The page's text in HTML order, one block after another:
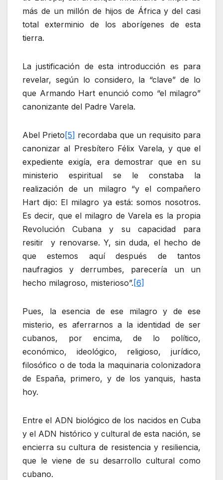
más de un millón de hijos de África y del casi
total exterminio de los aborígenes de esta
tierra.
La justificación de esta introducción es para
revelar, según lo considero, la “clave” de lo
que Armando Hart enunció como “el milagro”
canonizante del Padre Varela.
Abel Prieto [5] recordaba que un requisito para
canonizar al Presbítero Félix Varela, y que el
expediente exigía, era demostrar que en su
ministerio espiritual se le constaba la
realización de un milagro “y el compañero
Hart dijo: El milagro ya está: somos nosotros.
Es decir, que el milagro de Varela es la propia
Revolución Cubana y su capacidad para
resitir y renovarse. Y, sin duda, el hecho de
que estemos aquí después de tantos
naufragios y derrumbes, parecería un un
hecho milagroso, misterioso”. [6]
Pues, la esencia de ese milagro y de ese
misterio, es aferrarnos a la identidad de ser
cubanos, por encima, de lo político,
económico, ideológico, religioso, jurídico,
filosófico o de toda la maquinaria colonizadora
de España, primero, y de los yanquis, hasta
hoy.
Entre el ADN biológico de los nacidos en Cuba
y el ADN histórico y cultural de esta nación, se
encierra su cultura de resistencia y resiliencia,
que le viene de su desarrollo cultural como
cubano.